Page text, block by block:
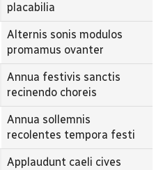
placabilia
Alternis sonis modulos
promamus ovanter
Annua festivis sanctis
recinendo choreis
Annua sollemnis
recolentes tempora festi
Applaudunt caeli cives